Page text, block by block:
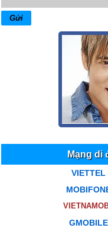
Mạng di